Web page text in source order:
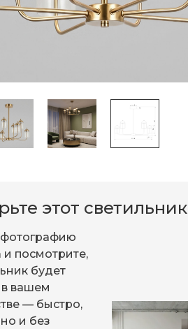
этот светильник
фотографию
и посмотрите,
будет
в вашем
— быстро,
и без